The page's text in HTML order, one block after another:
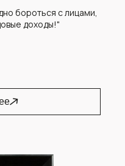
бороться с лицами,
доходы!"